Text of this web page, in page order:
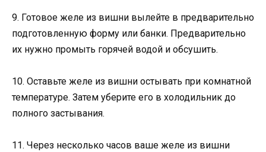
9. Готовое желе из вишни вылейте в предварительно
подготовленную форму или банки. Предварительно
их нужно промыть горячей водой и обсушить.
10. Оставьте желе из вишни остывать при комнатной
температуре. Затем уберите его в холодильник до
полного застывания.
11. Через несколько часов ваше желе из вишни